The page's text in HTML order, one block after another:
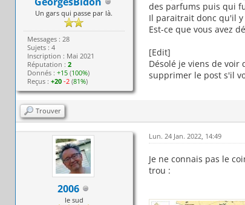
Un gars qui passe par là.
Messages : 28
Sujets : 4
Inscription : Mai 2021
Réputation : 2
Donnés : +15(100%)
Reçus : +20 -2(81%)
des parfums puis qui
Il paraitrait donc qu'il
Est-ce que vous avez
[Edit]
Désolé je viens de
supprimer le post s'il
Trouver
2006
le sud
Lun. 24 Jan. 2022, 14:49
Je ne connais pas le
trou :